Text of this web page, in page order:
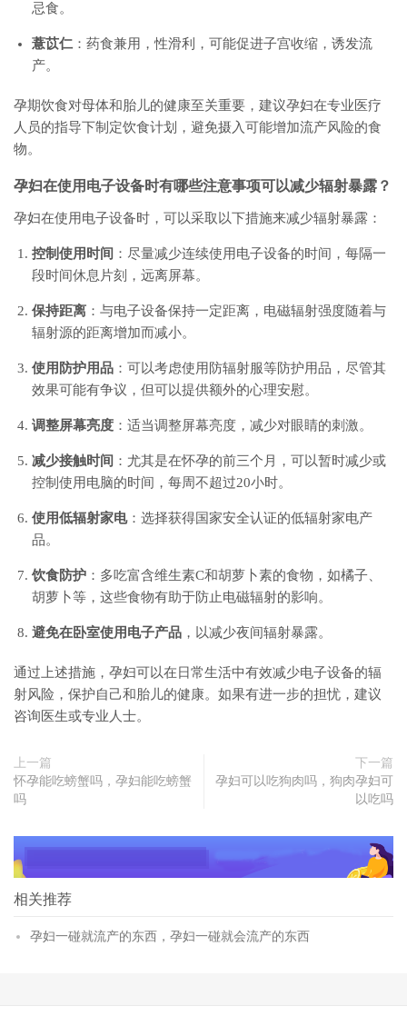
忌食。
薏苡仁 ：药食兼用，性滑利，可能促进子宫收缩，诱发流
产。
孕期饮食对母体和胎儿的健康至关重要，建议孕妇在专业医疗
人员的指导下制定饮食计划，避免摄入可能增加流产风险的食
物。
孕妇在使用电子设备时有哪些注意事项可以减少辐射暴露？
孕妇在使用电子设备时，可以采取以下措施来减少辐射暴露：
控制使用时间 ：尽量减少连续使用电子设备的时间，每隔一
段时间休息片刻，远离屏幕。
保持距离 ：与电子设备保持一定距离，电磁辐射强度随着与
辐射源的距离增加而减小。
使用防护用品 ：可以考虑使用防辐射服等防护用品，尽管其
效果可能有争议，但可以提供额外的心理安慰。
调整屏幕亮度 ：适当调整屏幕亮度，减少对眼睛的刺激。
减少接触时间 ：尤其是在怀孕的前三个月，可以暂时减少或
控制使用电脑的时间，每周不超过20小时。
使用低辐射家电：选择获得国家安全认证的低辐射家电产
品。
饮食防护 ：多吃富含维生素C和胡萝卜素的食物，如橘子、
胡萝卜等，这些食物有助于防止电磁辐射的影响。
避免在卧室使用电子产品 ，以减少夜间辐射暴露。
通过上述措施，孕妇可以在日常生活中有效减少电子设备的辐
射风险，保护自己和胎儿的健康。如果有进一步的担忧，建议
咨询医生或专业人士。
上一篇
怀孕能吃螃蟹吗，孕妇能吃螃蟹
吗
下一篇
孕妇可以吃狗肉吗，狗肉孕妇可
以吃吗
相关推荐
孕妇一碰就流产的东西，孕妇一碰就会流产的东西